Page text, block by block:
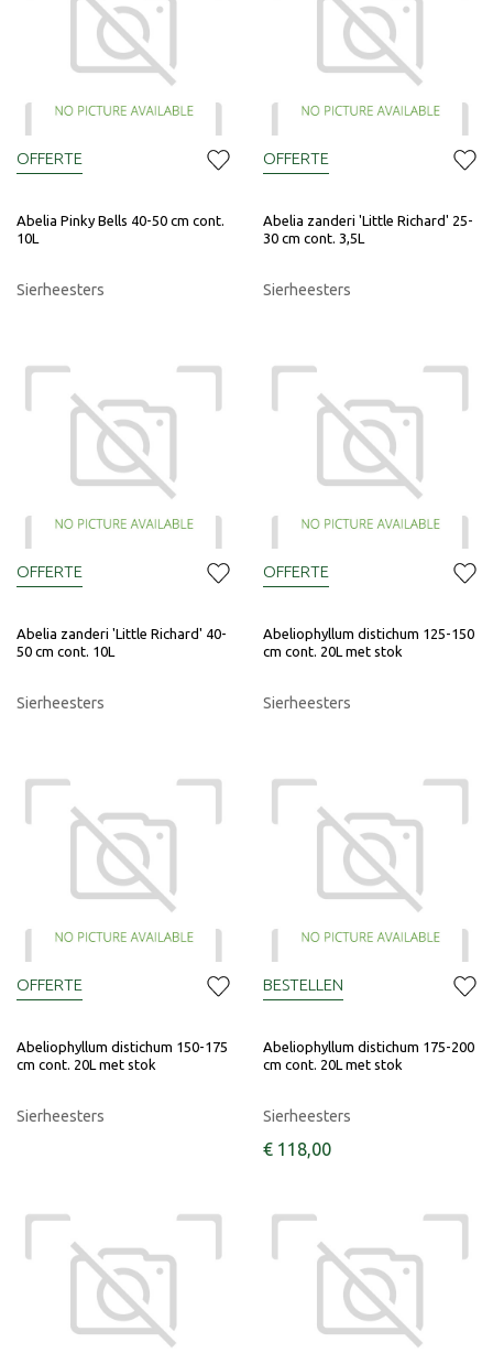
Abelia Pinky Bells 40-50 cm cont.
10L
Sierheesters
OFFERTE
Abelia zanderi 'Little Richard' 25-
30 cm cont. 3,5L
Sierheesters
OFFERTE
Abelia zanderi 'Little Richard' 40-
50 cm cont. 10L
Sierheesters
OFFERTE
Abeliophyllum distichum 125-150
cm cont. 20L met stok
Sierheesters
OFFERTE
Abeliophyllum distichum 150-175
cm cont. 20L met stok
Sierheesters
OFFERTE
Abeliophyllum distichum 175-200
cm cont. 20L met stok
Sierheesters
€ 118,00
BESTELLEN